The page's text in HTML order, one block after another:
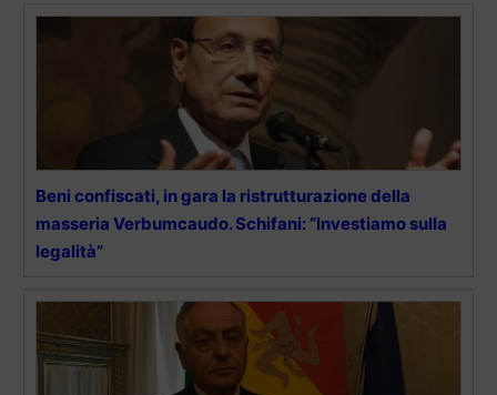
Beni confiscati, in gara la ristrutturazione della
masseria Verbumcaudo. Schifani: “Investiamo sulla
legalità”